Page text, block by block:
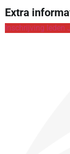
Extra
Inschrijving leden